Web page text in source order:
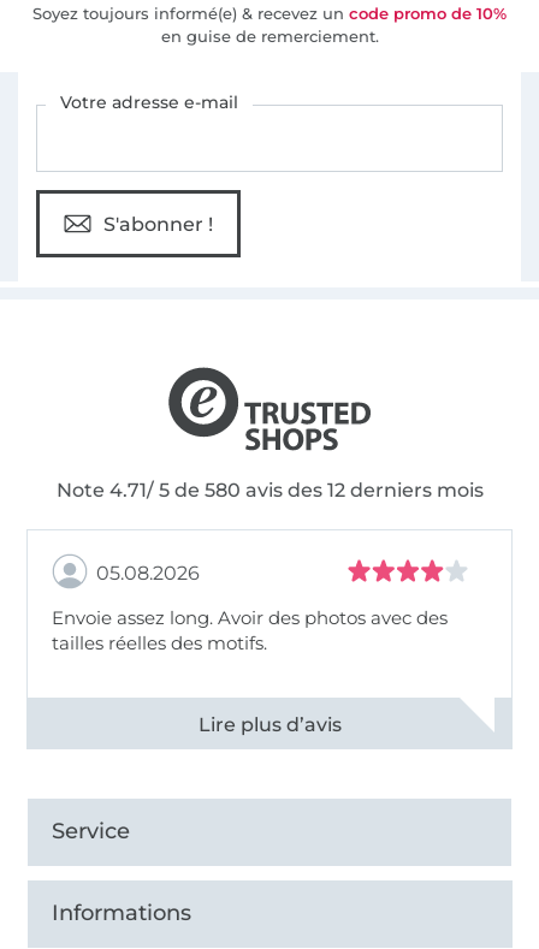
Soyez toujours informé(e) & recevez un code promo de 10%
en guise de remerciement.
Votre adresse e-mail
S'abonner !
Note 4.71/ 5 de 580 avis des 12 derniers mois
05.08.2026
Envoie assez long. Avoir des photos avec des
tailles réelles des motifs.
Voir tous les 11494 commentaires
Service
Informations